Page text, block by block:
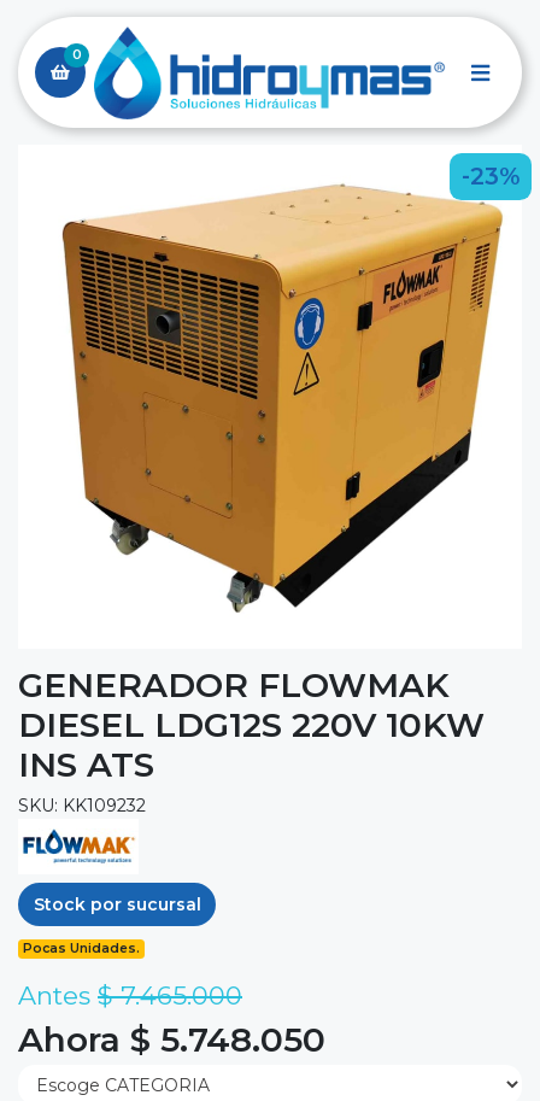
0
-23%
GENERADOR FLOWMAK
DIESEL LDG12S 220V 10KW
INS ATS
SKU: KK109232
Stock por sucursal
Pocas Unidades.
Antes $ 7.465.000
Ahora $ 5.748.050